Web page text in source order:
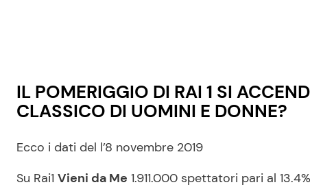
IL POMERIGGIO DI RAI 1 SI
CLASSICO DI UOMINI E DONNE?
Ecco i dati del l’8 novembre 2019
Su Rai1 Vieni da Me 1.911.000 spettatori pari al